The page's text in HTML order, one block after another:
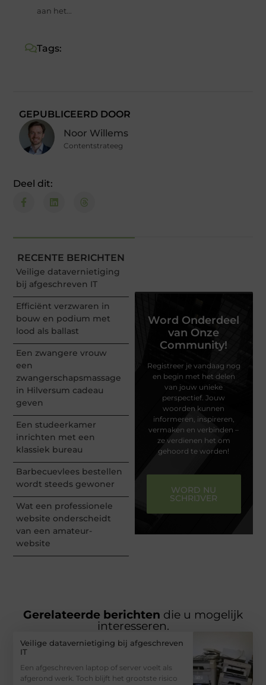
aan het...
Tags:
GEPUBLICEERD DOOR
Noor Willems
Contentstrateeg
Deel dit:
RECENTE BERICHTEN
Veilige datavernietiging
bij afgeschreven IT
Efficiënt verzwaren in
bouw en podium met
lood als ballast
Een zwangere vrouw
een
zwangerschapsmassage
in Hilversum cadeau
geven
Een studeerkamer
inrichten met een
klassiek bureau
Barbecuevlees bestellen
wordt steeds gewoner
Wat een professionele
website onderscheidt
van een amateur-
website
Word Onderdeel
van Onze
Community!
Registreer je vandaag nog
en begin met het delen
van jouw unieke
perspectief. Jouw
woorden kunnen
informeren, inspireren,
vermaken en verbinden –
ze verdienen het om
gehoord te worden!
WORD NU
SCHRIJVER
Gerelateerde berichten die u mogelijk
interesseren.
Veilige datavernietiging bij afgeschreven
IT
Een afgeschreven laptop of server voelt als
afgerond werk. Toch blijft het grootste risico